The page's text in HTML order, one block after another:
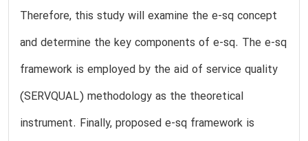
Therefore, this study will examine the e-sq concept
and determine the key components of e-sq. The e-sq
framework is employed by the aid of service quality
(SERVQUAL) methodology as the theoretical
instrument. Finally, proposed e-sq framework is